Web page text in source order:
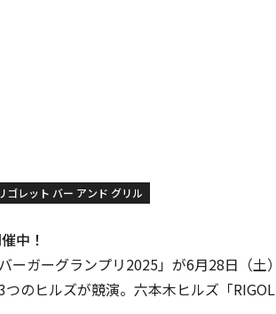
ゴレット バー アンド グリル
中！
ーガーグランプリ2025」が6月28日（土
のヒルズが競演。六本木ヒルズ「